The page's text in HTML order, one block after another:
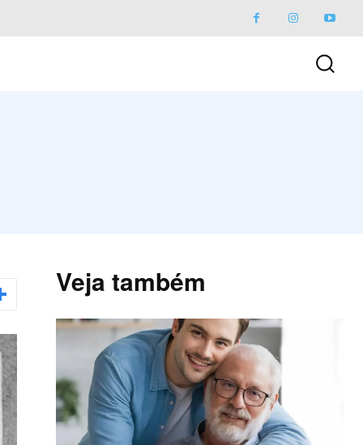
Veja também